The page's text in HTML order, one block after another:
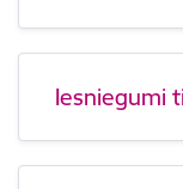
Iesniegumi